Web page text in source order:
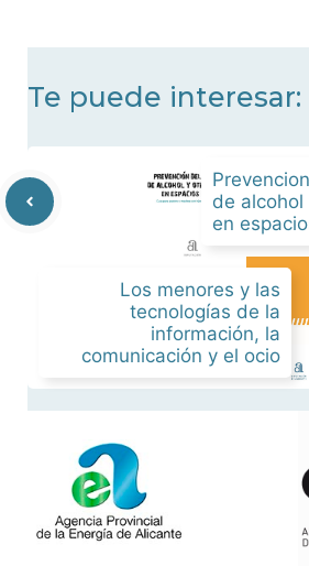
Te puede interesar:
de
en
Los menores y las
tecnologías de la
información, la
comunicación y el ocio